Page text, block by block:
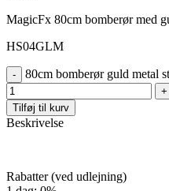
MagicFx 80cm bomberør med
HS04GLM
80cm bomberør guld metal
Tilføj til kurv
Beskrivelse
Rabatter (ved udlejning)